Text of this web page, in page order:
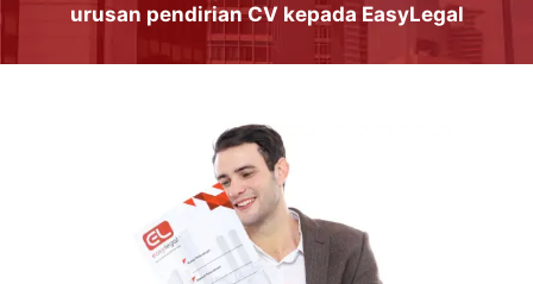
urusan pendirian CV kepada EasyLegal